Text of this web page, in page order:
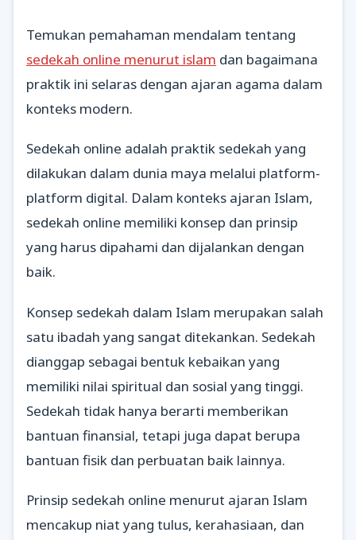
Temukan pemahaman mendalam tentang
sedekah online menurut islam dan bagaimana
praktik ini selaras dengan ajaran agama dalam
konteks modern.
Sedekah online adalah praktik sedekah yang
dilakukan dalam dunia maya melalui platform-
platform digital. Dalam konteks ajaran Islam,
sedekah online memiliki konsep dan prinsip
yang harus dipahami dan dijalankan dengan
baik.
Konsep sedekah dalam Islam merupakan salah
satu ibadah yang sangat ditekankan. Sedekah
dianggap sebagai bentuk kebaikan yang
memiliki nilai spiritual dan sosial yang tinggi.
Sedekah tidak hanya berarti memberikan
bantuan finansial, tetapi juga dapat berupa
bantuan fisik dan perbuatan baik lainnya.
Prinsip sedekah online menurut ajaran Islam
mencakup niat yang tulus, kerahasiaan, dan